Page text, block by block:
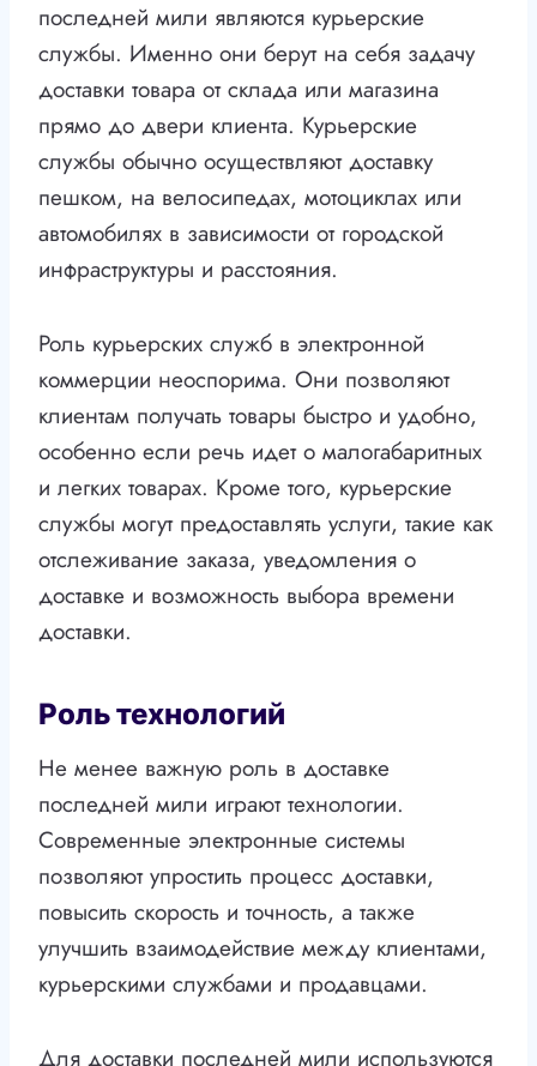
последней мили являются курьерские
службы. Именно они берут на себя задачу
доставки товара от склада или магазина
прямо до двери клиента. Курьерские
службы обычно осуществляют доставку
пешком, на велосипедах, мотоциклах или
автомобилях в зависимости от городской
инфраструктуры и расстояния.
Роль курьерских служб в электронной
коммерции неоспорима. Они позволяют
клиентам получать товары быстро и удобно,
особенно если речь идет о малогабаритных
и легких товарах. Кроме того, курьерские
службы могут предоставлять услуги, такие как
отслеживание заказа, уведомления о
доставке и возможность выбора времени
доставки.
Роль технологий
Не менее важную роль в доставке
последней мили играют технологии.
Современные электронные системы
позволяют упростить процесс доставки,
повысить скорость и точность, а также
улучшить взаимодействие между клиентами,
курьерскими службами и продавцами.
Для доставки последней мили используются